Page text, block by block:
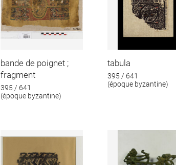
bande de poignet ;
fragment
395 / 641
(époque byzantine)
tabula
395 / 641
(époque byzantine)